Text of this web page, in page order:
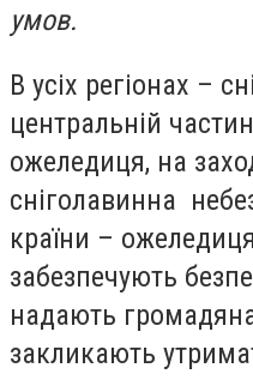
умов.
В усіх регіонах –
центральній
ожеледиця, на
сніголавинна
країни –
забезпечують
надають
закликають